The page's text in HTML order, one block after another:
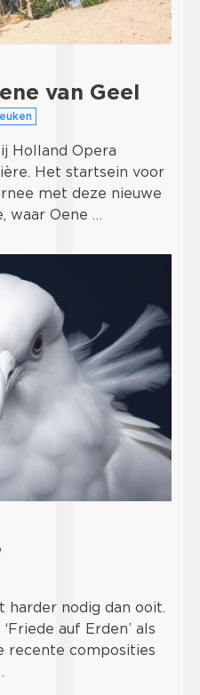
van Geel
Holland Opera
Het startsein voor
met deze nieuwe
waar Oene …
harder nodig dan ooit.
auf Erden’ als
recente composities